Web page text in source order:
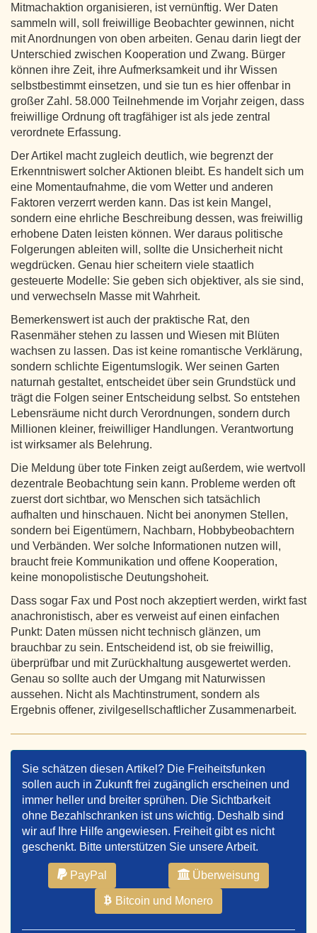
Mitmachaktion organisieren, ist vernünftig. Wer Daten
sammeln will, soll freiwillige Beobachter gewinnen, nicht
mit Anordnungen von oben arbeiten. Genau darin liegt der
Unterschied zwischen Kooperation und Zwang. Bürger
können ihre Zeit, ihre Aufmerksamkeit und ihr Wissen
selbstbestimmt einsetzen, und sie tun es hier offenbar in
großer Zahl. 58.000 Teilnehmende im Vorjahr zeigen, dass
freiwillige Ordnung oft tragfähiger ist als jede zentral
verordnete Erfassung.
Der Artikel macht zugleich deutlich, wie begrenzt der
Erkenntniswert solcher Aktionen bleibt. Es handelt sich um
eine Momentaufnahme, die vom Wetter und anderen
Faktoren verzerrt werden kann. Das ist kein Mangel,
sondern eine ehrliche Beschreibung dessen, was freiwillig
erhobene Daten leisten können. Wer daraus politische
Folgerungen ableiten will, sollte die Unsicherheit nicht
wegdrücken. Genau hier scheitern viele staatlich
gesteuerte Modelle: Sie geben sich objektiver, als sie sind,
und verwechseln Masse mit Wahrheit.
Bemerkenswert ist auch der praktische Rat, den
Rasenmäher stehen zu lassen und Wiesen mit Blüten
wachsen zu lassen. Das ist keine romantische Verklärung,
sondern schlichte Eigentumslogik. Wer seinen Garten
naturnah gestaltet, entscheidet über sein Grundstück und
trägt die Folgen seiner Entscheidung selbst. So entstehen
Lebensräume nicht durch Verordnungen, sondern durch
Millionen kleiner, freiwilliger Handlungen. Verantwortung
ist wirksamer als Belehrung.
Die Meldung über tote Finken zeigt außerdem, wie wertvoll
dezentrale Beobachtung sein kann. Probleme werden oft
zuerst dort sichtbar, wo Menschen sich tatsächlich
aufhalten und hinschauen. Nicht bei anonymen Stellen,
sondern bei Eigentümern, Nachbarn, Hobbybeobachtern
und Verbänden. Wer solche Informationen nutzen will,
braucht freie Kommunikation und offene Kooperation,
keine monopolistische Deutungshoheit.
Dass sogar Fax und Post noch akzeptiert werden, wirkt fast
anachronistisch, aber es verweist auf einen einfachen
Punkt: Daten müssen nicht technisch glänzen, um
brauchbar zu sein. Entscheidend ist, ob sie freiwillig,
überprüfbar und mit Zurückhaltung ausgewertet werden.
Genau so sollte auch der Umgang mit Naturwissen
aussehen. Nicht als Machtinstrument, sondern als
Ergebnis offener, zivilgesellschaftlicher Zusammenarbeit.
Sie schätzen diesen Artikel? Die Freiheitsfunken
sollen auch in Zukunft frei zugänglich erscheinen und
immer heller und breiter sprühen. Die Sichtbarkeit
ohne Bezahlschranken ist uns wichtig. Deshalb sind
wir auf Ihre Hilfe angewiesen. Freiheit gibt es nicht
geschenkt. Bitte unterstützen Sie unsere Arbeit.
PayPal Überweisung
Bitcoin und Monero